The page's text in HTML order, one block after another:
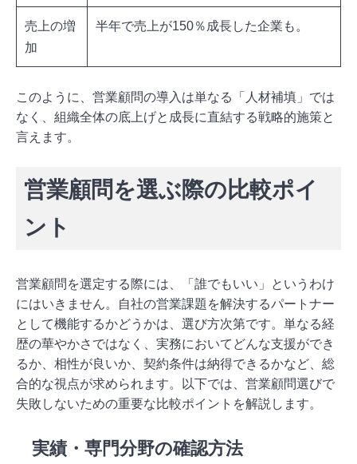
売上の増
加
半年で売上が150％成長した企業も。
このように、営業顧問の導入は単なる「人材補填」では
なく、組織全体の底上げと成長に直結する戦略的施策と
言えます。
営業顧問を選ぶ際の比較ポイ
ント
営業顧問を選定する際には、「誰でもいい」というわけ
にはいきません。自社の営業課題を解決するパートナー
として機能するかどうかは、選び方次第です。単なる経
歴の華やかさではなく、実務においてどんな支援ができ
るか、相性が良いか、契約条件は納得できるかなど、総
合的な視点が求められます。以下では、営業顧問選びで
失敗しないための重要な比較ポイントを解説します。
実績・専門分野の確認方法